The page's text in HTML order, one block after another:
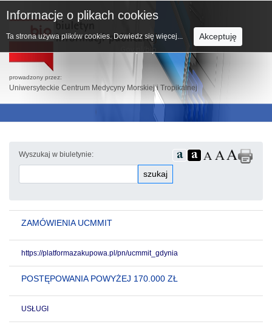
prowadzony przez:
Uniwersyteckie Centrum Medycyny Morskiej i Tropikalnej
Wyszukaj w biuletynie:
szukaj
ZAMÓWIENIA UCMMIT
https://platformazakupowa.pl/pn/ucmmit_gdynia
POSTĘPOWANIA POWYŻEJ 170.000 ZŁ
USŁUGI
Informacje o plikach cookies
Ta strona używa plików cookies. Dowiedz się więcej... Akceptuję